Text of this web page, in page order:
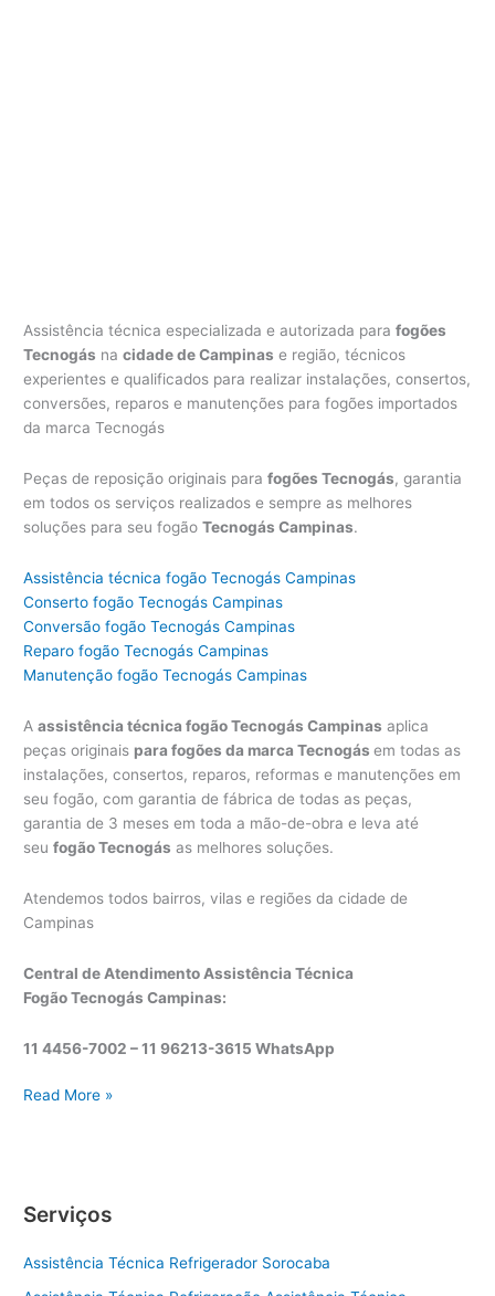
Assistência técnica especializada e autorizada parafogões
Tecnogás nacidade de Campinas e região, técnicos
experientes e qualificados para realizar instalações, consertos,
conversões, reparos e manutenções para fogões importados
da marca Tecnogás
Peças de reposição originais parafogões Tecnogás, garantia
em todos os serviços realizados e sempre as melhores
soluções para seu fogãoTecnogás Campinas.
Assistência técnica fogão Tecnogás Campinas
Conserto fogão Tecnogás Campinas
Conversão fogão Tecnogás Campinas
Reparo fogão Tecnogás Campinas
Manutenção fogão Tecnogás Campinas
Aassistência técnica fogão Tecnogás Campinas aplica
peças originais para fogões da marca Tecnogásem todas as
instalações, consertos, reparos, reformas e manutenções em
seu fogão, com garantia de fábrica de todas as peças,
garantia de 3 meses em toda a mão-de-obra e leva até
seufogão Tecnogás as melhores soluções.
Atendemos todos bairros, vilas e regiões da cidade de
Campinas
Central de Atendimento Assistência Técnica
Fogão Tecnogás Campinas:
11 4456-7002 – 11 96213-3615 WhatsApp
A
t
n
c
Read More »
Serviços
Assistência Técnica Refrigerador Sorocaba